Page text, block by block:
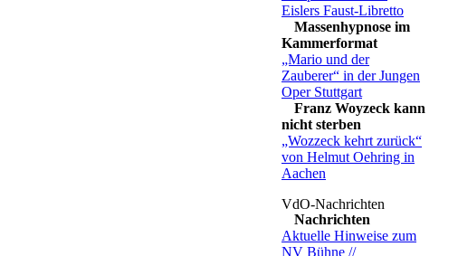
Eislers Faust-Libretto
Massenhypnose im
Kammerformat
„Mario und der
Zauberer“ in der Jungen
Oper Stuttgart
Franz Woyzeck kann
nicht sterben
„Wozzeck kehrt zurück“
von Helmut Oehring in
Aachen
Nachrichten
Aktuelle Hinweise zum
NV Bühne //